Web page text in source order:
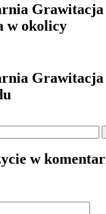
Grawitacja
w okolicy
Grawitacja
może poprawnie
tej witryny?
w